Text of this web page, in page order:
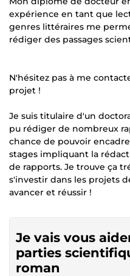
expérience en tant que
genres littéraires me
rédiger des passages
N'hésitez pas à me
projet !
Je suis titulaire d'un
pu rédiger de nombreux
chance de pouvoir
stages impliquant la
de rapports. Je trouve ça
s'investir dans les projets
avancer et réussir !
Je vais vous
parties
roman